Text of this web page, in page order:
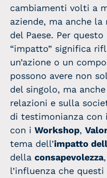
cambiamenti volti a
aziende, ma anche
del Paese. Per questo
“impatto” significa
un’azione o un
possono avere non
del singolo, ma
relazioni e sulla
di testimonianza con i
con i Workshop,
tema dell’impatto
della consapevolezza
l’influenza che